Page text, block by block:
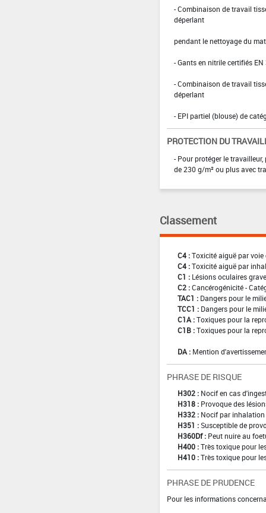
- Combinaison de travail
déperlant
pendant le nettoyage du
- Gants en nitrile certifiés EN
- Combinaison de travail
déperlant
- EPI partiel (blouse) de
PROTECTION DU
- Pour protéger le
de 230 g/m² ou plus avec
Classement
C4 : Toxicité aiguë par voie
C4 : Toxicité aiguë par
C1 : Lésions oculaires
C2 : Cancérogénicité -
TAC1 : Dangers pour le
TCC1 : Dangers pour le
C1A : Toxiques pour la
C1B : Toxiques pour la
DA : Mention
PHRASE DE RISQUE
H302 : Nocif en cas
H318 : Provoque des
H332 : Nocif par inhalation
H351 : Susceptible de
H360Df : Peut nuire au
H400 : Très toxique pour
H410 : Très toxique pour
PHRASE DE PRUDENCE
Pour les informations